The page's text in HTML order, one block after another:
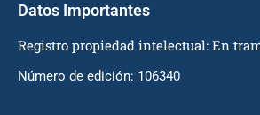
Datos Importantes
Registro propiedad intelectual: En
Número de edición: 106340